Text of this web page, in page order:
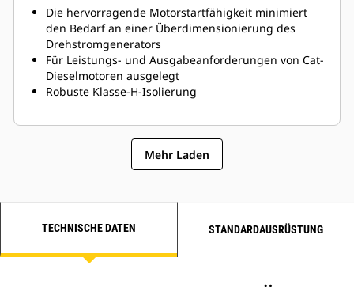
Die hervorragende Motorstartfähigkeit minimiert
den Bedarf an einer Überdimensionierung des
Drehstromgenerators
Für Leistungs- und Ausgabeanforderungen von Cat-
Dieselmotoren ausgelegt
Robuste Klasse-H-Isolierung
Mehr Laden
TECHNISCHE DATEN STANDARDAUSRÜSTUNG